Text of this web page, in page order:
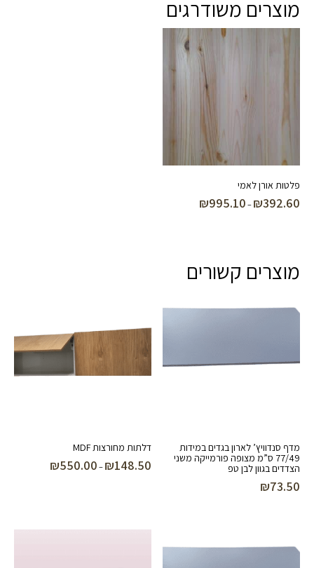
מוצרים משודרגים
פלטות אורן לאמי
₪392.60
–
₪995.10
מוצרים קשורים
מדף סנדוויץ’ לארון בגדים במידות
77/49 ס”מ מצופה פורמייקה משני
הצדדים בגוון לבן טפ
₪73.50
דלתות מחורצות MDF
₪148.50
–
₪550.00